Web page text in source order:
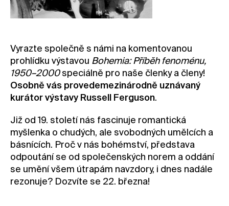
Kontakt
Pro média
Pronájem prostor
Volné pozice
Vyrazte společně s námi na komentovanou
prohlídku výstavou Bohemia: Příběh fenoménu,
1950–2000 speciálně pro naše členky a členy!
Osobně vás provedemezinárodně uznávaný
kurátor výstavy Russell Ferguson.
Již od 19. století nás fascinuje romantická
myšlenka o chudých, ale svobodných umělcích a
básnících. Proč v nás bohémství, představa
odpoutání se od společenských norem a oddání
se umění všem útrapám navzdory, i dnes nadále
rezonuje? Dozvíte se 22. března!